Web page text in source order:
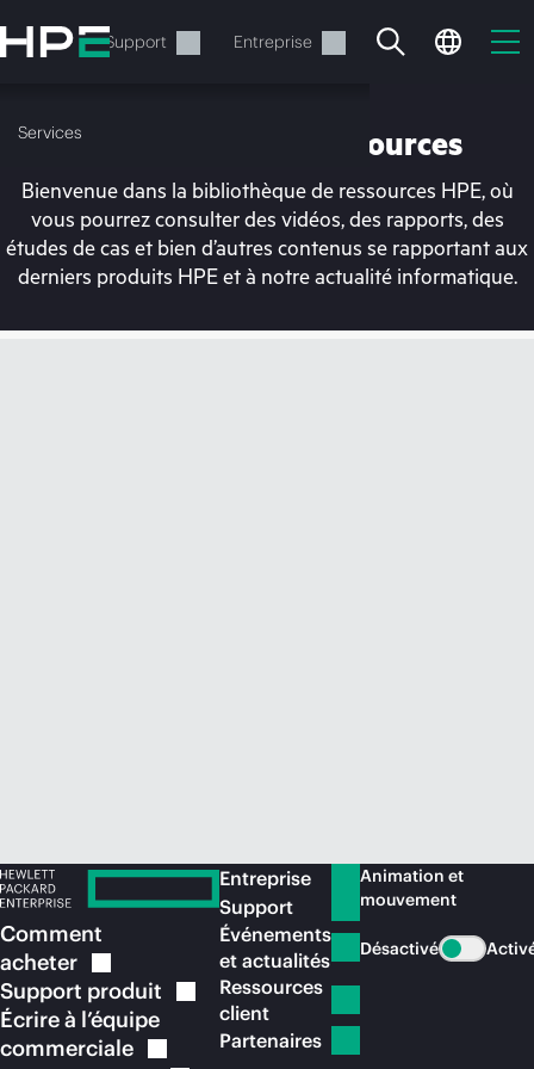
au
contenu
Services Support Entreprise
Services
Votre panier est
Bibliothèque de ressources
Bienvenue dans la bibliothèque de ressources HPE, où
vous pourrez consulter des vidéos, des rapports, des
études de cas et bien d’autres contenus se rapportant aux
derniers produits HPE et à notre actualité informatique.
Comment
acheter
Support produit
Écrire à l’équipe
commerciale
Entreprise
Support
Événements
et actualités
Ressources
client
Partenaires
Animation et
mouvement
Désactivé